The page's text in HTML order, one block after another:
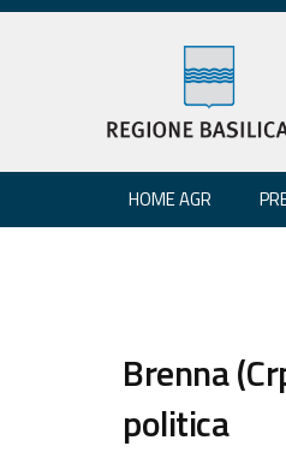
HOME AGR
Brenna
politica